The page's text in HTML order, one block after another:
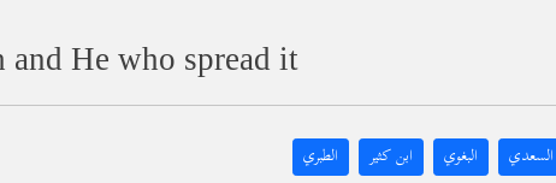
He who spread it
السعدي البغوي ابن كثير الطبري